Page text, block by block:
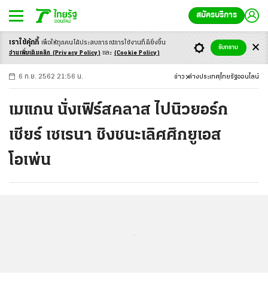
สมัครบริการ
-ก ก ก+
6 ก.ย. 2562 21:56 น. ข่าว ต่างประเทศ ไทยรัฐออนไลน์
เมแกน นั่งเฟิร์สคลาส ไปนิวยอร์ก
เชียร์ เซเรนา ชิงชนะเลิศศึกยูเอส
โอเพ่น
เราใช้คุ้กกี้ เพื่อให้ทุกคนได้ประสบการณ์การใช้งานที่ดียิ่งขึ้น
อ่านเพิ่มเติมคลิก (Privacy Policy) และ (Cookie Policy)
รับทราบ